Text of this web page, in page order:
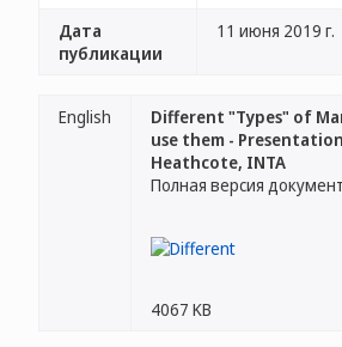
Дата
публикации
11 июня 2019 г.
English
Different "Types" of
use them -
Heathcote, INTA
Полная версия
4067 KB